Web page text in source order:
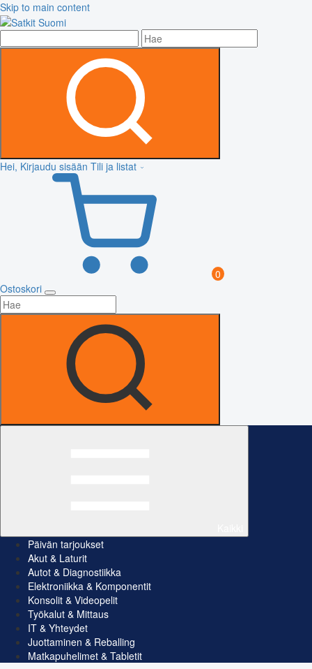
Skip to main content
Hei, Kirjaudu sisään Tili ja listat
0
Ostoskori
Päivän tarjoukset
Akut & Laturit
Autot & Diagnostiikka
Elektroniikka & Komponentit
Konsolit & Videopelit
Työkalut & Mittaus
IT & Yhteydet
Juottaminen & Reballing
Matkapuhelimet & Tabletit